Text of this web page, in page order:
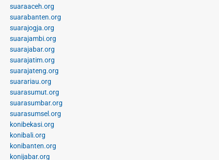
suaraaceh.org
suarabanten.org
suarajogja.org
suarajambi.org
suarajabar.org
suarajatim.org
suarajateng.org
suarariau.org
suarasumut.org
suarasumbar.org
suarasumsel.org
konibekasi.org
konibali.org
konibanten.org
konijabar.org